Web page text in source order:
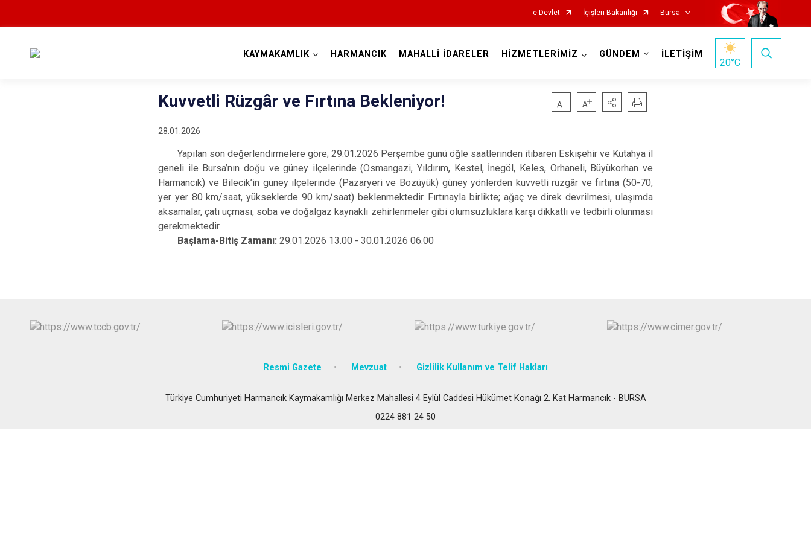
e-Devlet İçişleri Bakanlığı Bursa
Büyükorhan
Gemlik
Gürsu
Kestel
Mustafakemalpaşa
Mudanya
Nilüfer
KAYMAKAMLIK HARMANCIK MAHALLİ İDARELER HİZMETLERİMİZ GÜNDEM İLETİŞİM
20°C
Kuvvetli Rüzgâr ve Fırtına Bekleniyor!
28.01.2026
Yapılan son değerlendirmelere göre; 29.01.2026 Perşembe günü öğle saatlerinden itibaren Eskişehir ve Kütahya il
geneli ile Bursa’nın doğu ve güney ilçelerinde (Osmangazi, Yıldırım, Kestel, İnegöl, Keles, Orhaneli, Büyükorhan ve
Harmancık) ve Bilecik’in güney ilçelerinde (Pazaryeri ve Bozüyük) güney yönlerden kuvvetli rüzgâr ve fırtına (50-70,
yer yer 80 km/saat, yükseklerde 90 km/saat) beklenmektedir. Fırtınayla birlikte; ağaç ve direk devrilmesi, ulaşımda
aksamalar, çatı uçması, soba ve doğalgaz kaynaklı zehirlenmeler gibi olumsuzluklara karşı dikkatli ve tedbirli olunması
gerekmektedir.
Başlama-Bitiş Zamanı: 29.01.2026 13.00 - 30.01.2026 06.00
Resmi Gazete Mevzuat Gizlilik Kullanım ve Telif Hakları
Türkiye Cumhuriyeti Harmancık Kaymakamlığı Merkez Mahallesi 4 Eylül Caddesi Hükümet Konağı 2. Kat Harmancık - BURSA
0224 881 24 50